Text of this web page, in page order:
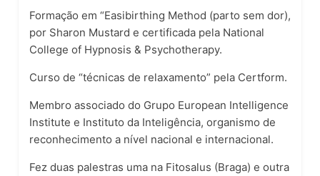
Formação em “Easibirthing Method (parto sem dor),
por Sharon Mustard e certificada pela National
College of Hypnosis & Psychotherapy.
Curso de “técnicas de relaxamento” pela Certform.
Membro associado do Grupo European Intelligence
Institute e Instituto da Inteligência, organismo de
reconhecimento a nível nacional e internacional.
Fez duas palestras uma na Fitosalus (Braga) e outra